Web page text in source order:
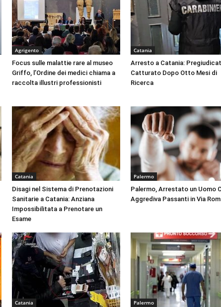
Agrigento
Focus sulle malattie rare al museo
Griffo, l’Ordine dei medici chiama a
raccolta illustri professionisti
Catania
Arresto a Catania:
Catturato Dopo Otto Mesi di
Ricerca
Catania
Disagi nel Sistema di Prenotazioni
Sanitarie a Catania: Anziana
Impossibilitata a Prenotare un
Esame
Palermo
Palermo, Arrestato un Uomo
Aggrediva Passanti in Via
Catania Palermo